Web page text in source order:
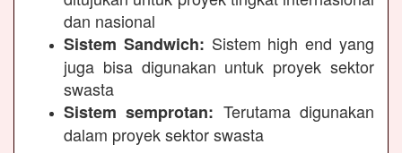
dan nasional
Sistem Sandwich: Sistem high end yang
juga bisa digunakan untuk proyek sektor
swasta
Sistem semprotan: Terutama digunakan
dalam proyek sektor swasta